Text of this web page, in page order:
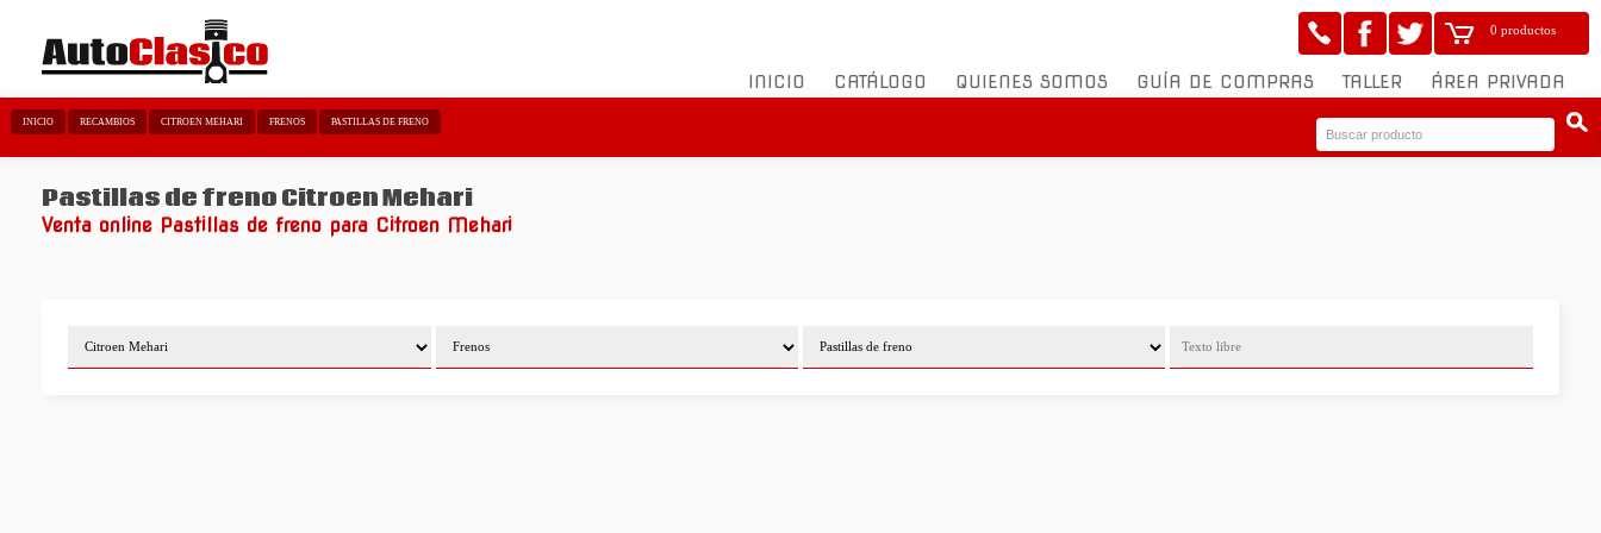
0 productos
INICIO CATÁLOGO QUIENES SOMOS GUÍA DE COMPRAS TALLER ÁREA PRIVADA
INICIO RECAMBIOS CITROEN MEHARI FRENOS PASTILLAS DE FRENO
Pastillas de freno Citroen Mehari
Venta online Pastillas de freno para Citroen Mehari